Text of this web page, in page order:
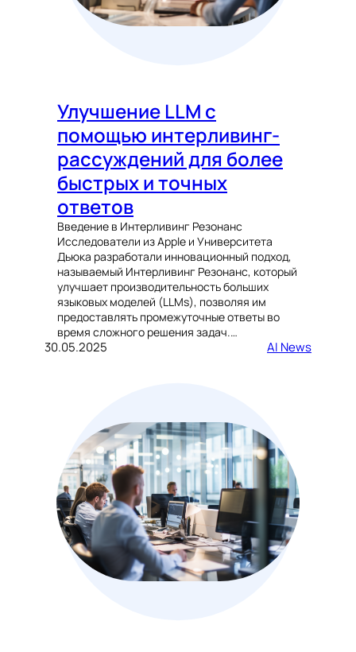
Улучшение LLM с
помощью интерливинг-
рассуждений для более
быстрых и точных
ответов
Введение в Интерливинг Резонанс
Исследователи из Apple и Университета
Дьюка разработали инновационный подход,
называемый Интерливинг Резонанс, который
улучшает производительность больших
языковых моделей (LLMs), позволяя им
предоставлять промежуточные ответы во
время сложного решения задач.…
30.05.2025 AI News